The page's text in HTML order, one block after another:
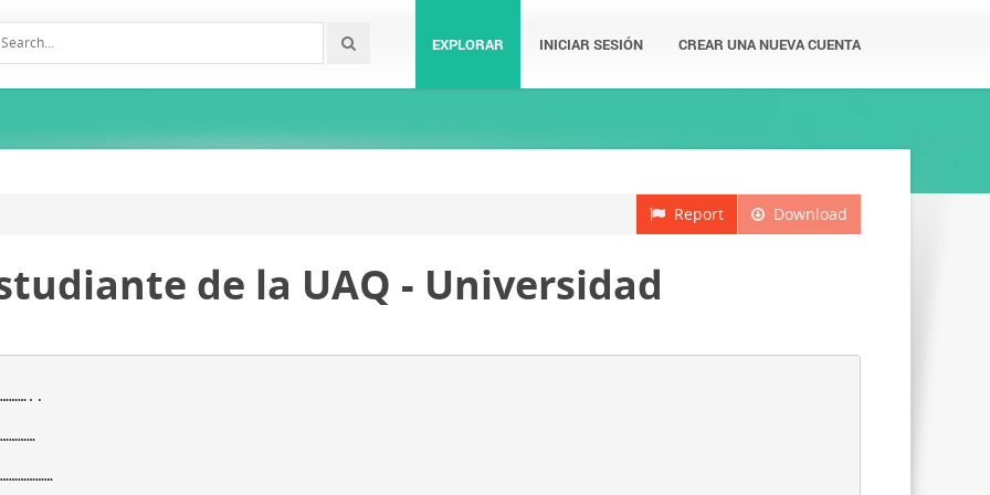
EXPLORAR INICIAR SESIÓN CREAR UNA NUEVA CUENTA
Download
Report
de la UAQ - Universidad